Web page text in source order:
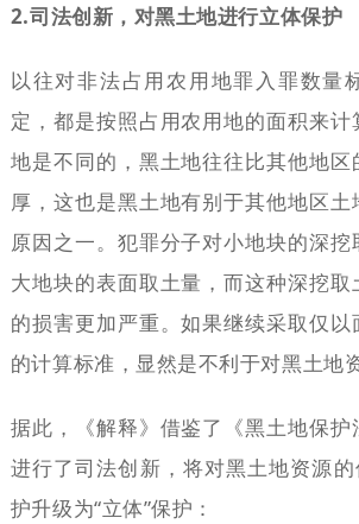
2.司法创新，对黑土地进行立体保护
以往对非法占用农用地罪入罪数量
定，都是按照占用农用地的面积来计
地是不同的，黑土地往往比其他地区
厚，这也是黑土地有别于其他地区土
原因之一。犯罪分子对小地块的深
大地块的表面取土量，而这种深挖
的损害更加严重。如果继续采取仅以
的计算标准，显然是不利于对黑土地
据此，《解释》借鉴了《黑土地保护
进行了司法创新，将对黑土地资源的
护升级为“立体”保护：